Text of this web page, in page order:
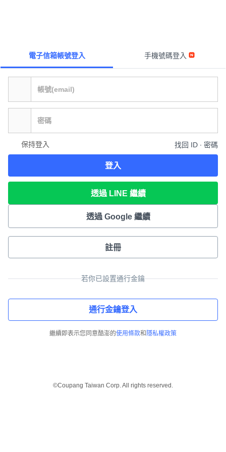
電子信箱帳號登入 手機號碼登入
保持登入 找回 ID ∙ 密碼
登入
透過 LINE 繼續
透過 Google 繼續
註冊
若你已設置通行金鑰
通行金鑰登入
繼續即表示您同意酷澎的使用條款和 隱私權政策
©Coupang Taiwan Corp. All rights reserved.